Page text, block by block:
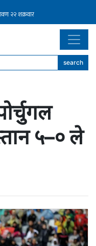
search
५–० ले